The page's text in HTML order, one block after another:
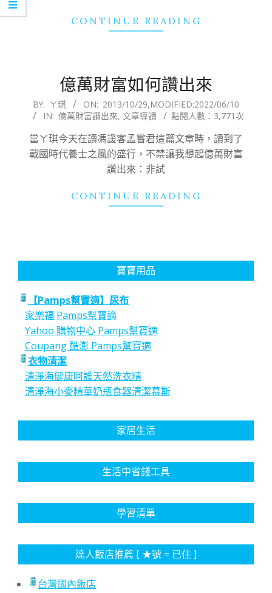
CONTINUE READING
億萬財富如何讚出來
2013-
10-
29
BY: ㄚ琪 ON: 2013/10/29,MODIFIED:2022/06/10
IN: 億萬財富讚出來, 文章導讀 點閱人數：3,771次
當ㄚ琪今天在讀馮諼客孟嘗君這篇文章時，讀到了
戰國時代養士之風的盛行，不禁讓我想起億萬財富
讚出來：非試
CONTINUE READING
寶寶用品
【Pamps幫寶適】尿布
家樂福 Pamps幫寶適
Yahoo 購物中心 Pamps幫寶適
Coupang 酷澎 Pamps幫寶適
衣物清潔
清淨海健康呵護天然洗衣精
清淨海小麥精華奶瓶食器清潔慕斯
家居生活
生活中省錢工具
學習清單
達人飯店推薦 [ ★號 = 已住 ]
台灣國內飯店